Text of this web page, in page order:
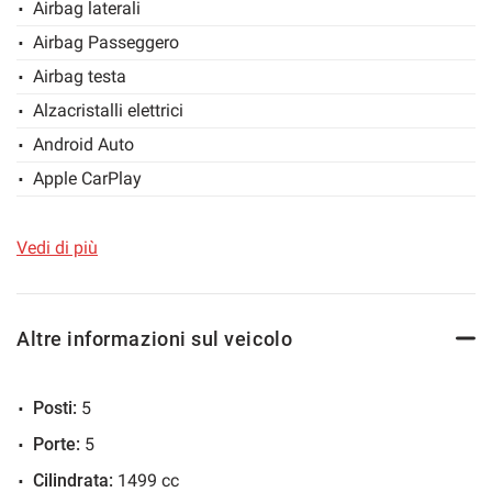
uniformità dei dati pubblicati dai diversi portali.
Airbag laterali
Airbag Passeggero
Airbag testa
Alzacristalli elettrici
Android Auto
Apple CarPlay
Autoradio digitale
Bracciolo
Chiusura centralizzata
Chiusura centralizzata telecomandata
Climatizzatore
Vedi di più
Altre informazioni sul veicolo
Posti: 5
Porte: 5
Cilindrata: 1499 cc
Salva
le
impostazioni